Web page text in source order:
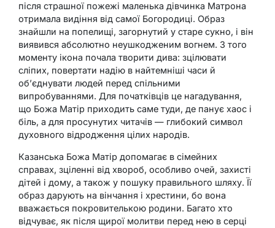
після страшної пожежі маленька дівчинка Матрона
отримала видіння від самої Богородиці. Образ
знайшли на попелищі, загорнутий у старе сукно, і він
виявився абсолютно неушкодженим вогнем. З того
моменту ікона почала творити дива: зцілювати
сліпих, повертати надію в найтемніші часи й
об’єднувати людей перед спільними
випробуваннями. Для початківців це нагадування,
що Божа Матір приходить саме туди, де панує хаос і
біль, а для просунутих читачів — глибокий символ
духовного відродження цілих народів.
Казанська Божа Матір допомагає в сімейних
справах, зціленні від хвороб, особливо очей, захисті
дітей і дому, а також у пошуку правильного шляху. Її
образ дарують на вінчання і хрестини, бо вона
вважається покровителькою родини. Багато хто
відчуває, як після щирої молитви перед нею в серці